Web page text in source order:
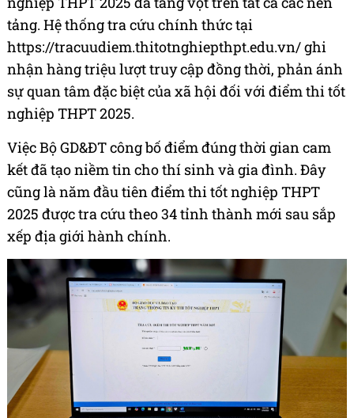
tảng. Hệ thống tra cứu chính thức tại
https://tracuudiem.thitotnghiepthpt.edu.vn/ ghi
nhận hàng triệu lượt truy cập đồng thời, phản ánh
sự quan tâm đặc biệt của xã hội đối với điểm thi tốt
nghiệp THPT 2025.
Việc Bộ GD&ĐT công bố điểm đúng thời gian cam
kết đã tạo niềm tin cho thí sinh và gia đình. Đây
cũng là năm đầu tiên điểm thi tốt nghiệp THPT
2025 được tra cứu theo 34 tỉnh thành mới sau sắp
xếp địa giới hành chính.